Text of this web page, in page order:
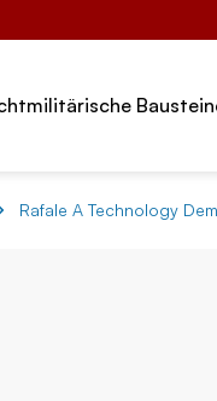
Rafale A Technology